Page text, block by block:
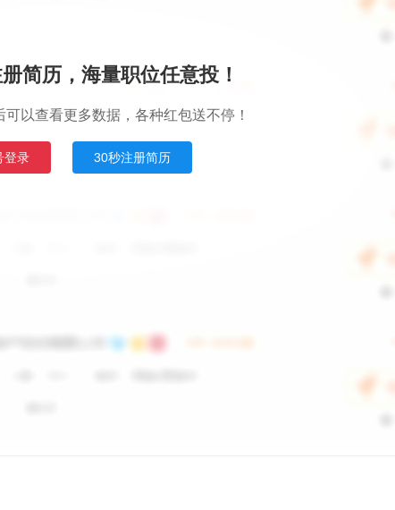
简历，海量职位任意投！
以查看更多数据，各种红包送不停！
登录 30秒注册简历